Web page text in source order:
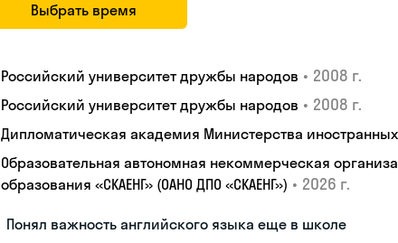
Выбрать время
Российский университет дружбы народов • 2008 г.
Российский университет дружбы народов • 2008 г.
Дипломатическая академия Министерства
Образовательная автономная некоммерческая
образования «СКАЕНГ» (ОАНО ДПО «СКАЕНГ») • 2026 г.
Понял важность английского языка еще в школе